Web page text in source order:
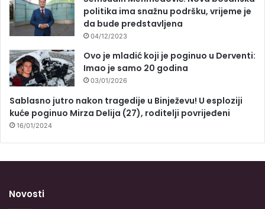
politika ima snažnu podršku, vrijeme je
da bude predstavljena
04/12/2023
Ovo je mladić koji je poginuo u Derventi:
Imao je samo 20 godina
03/01/2026
Sablasno jutro nakon tragedije u Binježevu! U esploziji
kuće poginuo Mirza Delija (27), roditelji povrijeđeni
16/01/2024
Novosti